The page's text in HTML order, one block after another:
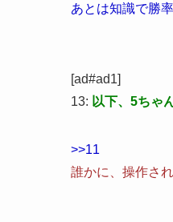
あとは知識で勝
[ad#ad1]
13: 以下、5ちゃ
>>11
誰かに、操作さ